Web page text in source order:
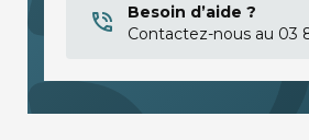
Besoin d’aide ?
Contactez-nous au 03